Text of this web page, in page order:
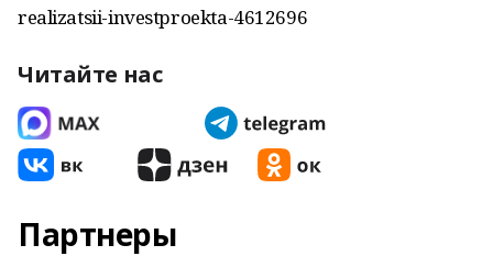
realizatsii-investproekta-4612696
Читайте нас
Партнеры